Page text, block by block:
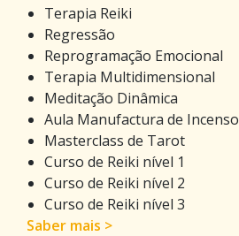
Terapia Reiki
Regressão
Reprogramação Emocional
Terapia Multidimensional
Meditação Dinâmica
Aula Manufactura de Incenso
Masterclass de Tarot
Curso de Reiki nível 1
Curso de Reiki nível 2
Curso de Reiki nível 3
Saber mais >